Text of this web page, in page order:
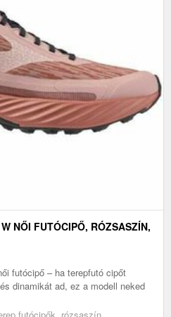
NŐI FUTÓCIPŐ, RÓZSASZÍN,
futócipő – ha terepfutó cipőt
dinamikát ad, ez a modell neked